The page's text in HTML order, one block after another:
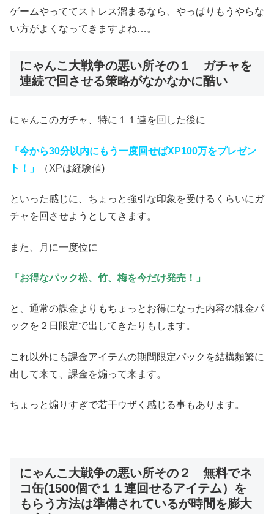
ゲームやっててストレス溜まるなら、やっぱりもうやらな
い方がよくなってきますよね…。
にゃんこ大戦争の悪い所その１ ガチャを
連続で回させる策略がなかなかに酷い
にゃんこのガチャ、特に１１連を回した後に
「今から30分以内にもう一度回せばXP100万をプレゼン
ト！」
（XPは経験値)
といった感じに、ちょっと強引な印象を受けるくらいにガ
チャを回させようとしてきます。
また、月に一度位に
「お得なパック松、竹、梅を今だけ発売！」
と、通常の課金よりもちょっとお得になった内容の課金パ
ックを２日限定で出してきたりもします。
これ以外にも課金アイテムの期間限定パックを結構頻繁に
出して来て、課金を煽って来ます。
ちょっと煽りすぎで若干ウザく感じる事もあります。
にゃんこ大戦争の悪い所その２ 無料でネ
コ缶(1500個で１１連回せるアイテム）を
もらう方法は準備されているが時間を膨大